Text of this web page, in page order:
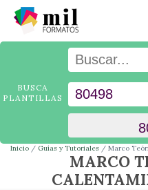
BUSCA
PLANTILLAS
Inicio Guías y Tutoriales Marco
MARCO